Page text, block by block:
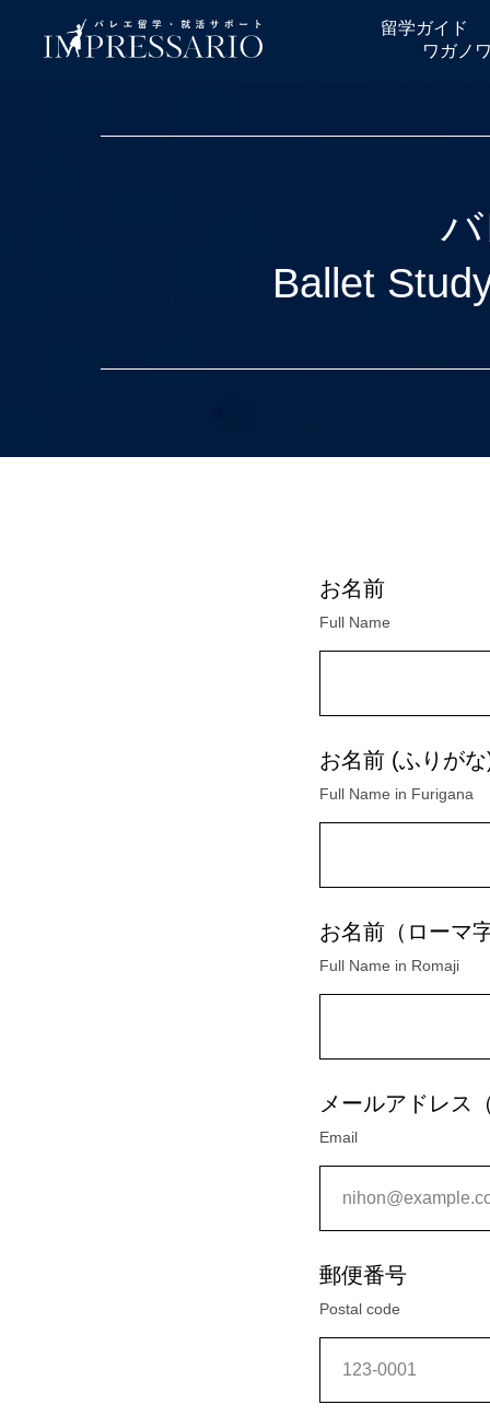
留学ガイド
ワガノ
Ballet
お名前
Full Name
お名前 (ふりが
Full Name in Furigana
お名前（ローマ
Full Name in Romaji
メールアドレス
Email
郵便番号
Postal code